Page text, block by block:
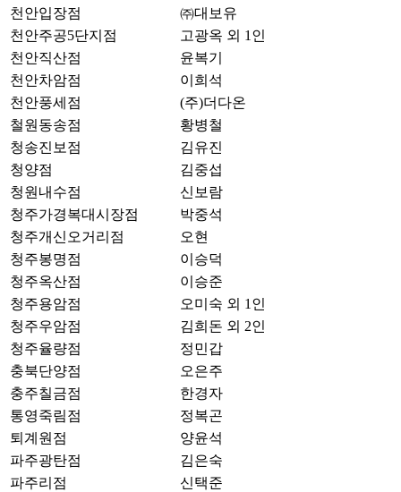
천안입장점
㈜대보유
천안주공5단지점
고광옥 외 1인
천안직산점
윤복기
천안차암점
이희석
천안풍세점
(주)더다온
철원동송점
황병철
청송진보점
김유진
청양점
김중섭
청원내수점
신보람
청주가경복대시장점
박중석
청주개신오거리점
오현
청주봉명점
이승덕
청주옥산점
이승준
청주용암점
오미숙 외 1인
청주우암점
김희돈 외 2인
청주율량점
정민갑
충북단양점
오은주
충주칠금점
한경자
통영죽림점
정복곤
퇴계원점
양윤석
파주광탄점
김은숙
파주리점
신택준